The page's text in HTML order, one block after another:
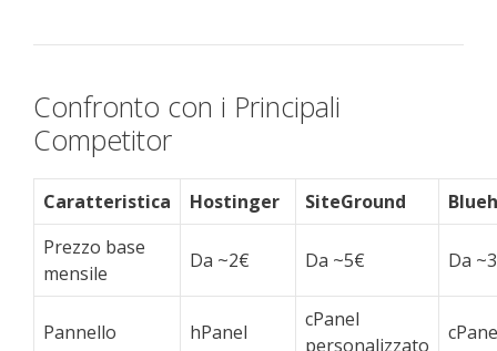
Confronto con i Principali
Competitor
Caratteristica Hostinger SiteGround
Prezzo base
mensile
Da ~2€ Da ~5€ Da
Pannello hPanel
cPanel
personalizzato